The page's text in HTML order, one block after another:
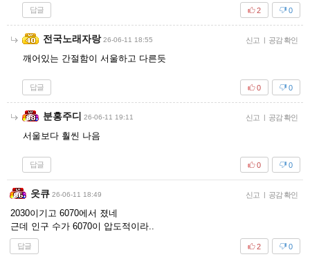
답글 0
2
전국노래자랑 26-06-11 18:55 신고 공감 확인
깨어있는 간절함이 서울하고 다른듯
답글 0
0
분홍주디 26-06-11 19:11 신고 공감 확인
서울보다 훨씬 나음
답글 0
0
읏큐 26-06-11 18:49 신고 공감 확인
2030이기고 6070에서 졌네
근데 인구 수가 6070이 압도적이라..
답글 0
2